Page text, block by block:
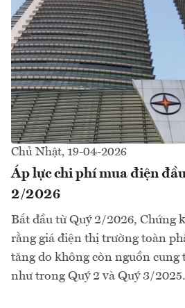
Chủ Nhật, 19-04-2026
Áp lực chi phí mua điện
2/2026
Bắt đầu từ Quý 2/2026, Chứng
rằng giá điện thị trường toàn
tăng do không còn nguồn cung
như trong Quý 2 và Quý 3/2025.